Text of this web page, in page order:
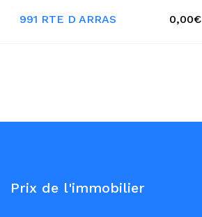
991 RTE D ARRAS 0,00€
Prix de l'immobilier